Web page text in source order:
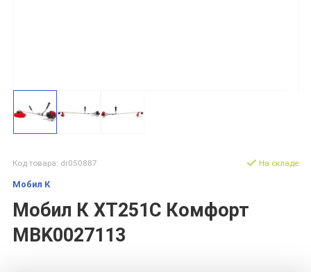
Код товара: dr050887
Мобил К
Мобил К XT251С Комфорт
MBK0027113
На складе